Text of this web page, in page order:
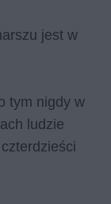
jest w
tym nigdy w
ludzie